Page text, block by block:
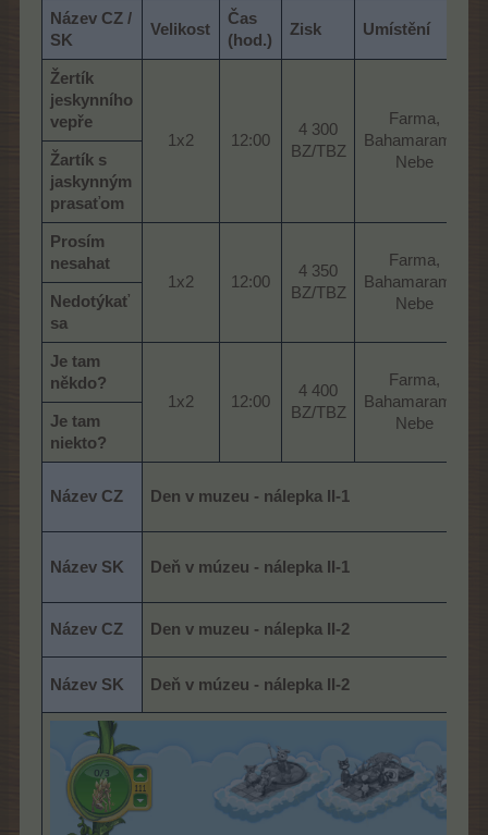
Název CZ /
SK
Velikost
Čas
(hod.)
Zisk Umístění
Žertík
jeskynního
vepře
1x2​
12:00​
4 300
BZ/TBZ​
Farma,
Bahamarama,
Nebe​
Žartík s
jaskynným
prasaťom
Prosím
nesahat
1x2​
12:00​
4 350
BZ/TBZ​
Farma,
Bahamarama,
Nebe​
Nedotýkať
sa
Je tam
někdo?
1x2​
12:00​
4 400
BZ/TBZ​
Farma,
Bahamarama,
Nebe​
Je tam
niekto?
Název CZ Den v muzeu - nálepka II-1
Název SK Deň v múzeu - nálepka II-1
Název CZ Den v muzeu - nálepka II-2
Název SK Deň v múzeu - nálepka II-2